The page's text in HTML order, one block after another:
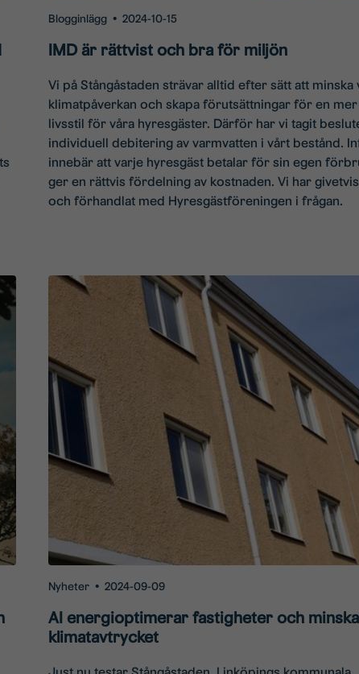
Blogginlägg • 2024-10-15
IMD är rättvist och bra för miljön
Vi på Stångåstaden strävar alltid efter sätt att minska
klimatpåverkan och skapa förutsättningar för en
livsstil för våra hyresgäster. Därför har vi tagit
individuell debitering av varmvatten i vårt bestånd.
innebär att varje hyresgäst betalar för sin egen
ger en rättvis fördelning av kostnaden. Vi har
och förhandlat med Hyresgästföreningen i frågan.
Nyheter • 2024-09-09
AI energioptimerar fastigheter och
klimatavtrycket